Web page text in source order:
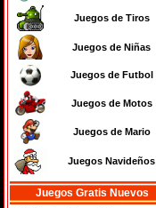
Juegos de Tiros
Juegos de Niñas
Juegos de Futbol
Juegos de Motos
Juegos de Mario
Juegos Navideños
Juegos Gratis Nuevos